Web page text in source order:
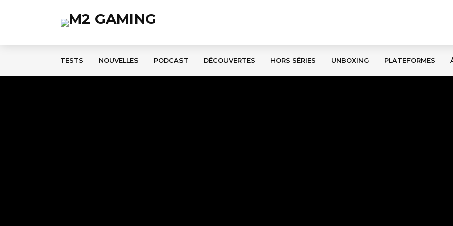
TESTS NOUVELLES PODCAST DÉCOUVERTES HORS SÉRIES UNBOXING PLATEFORMES